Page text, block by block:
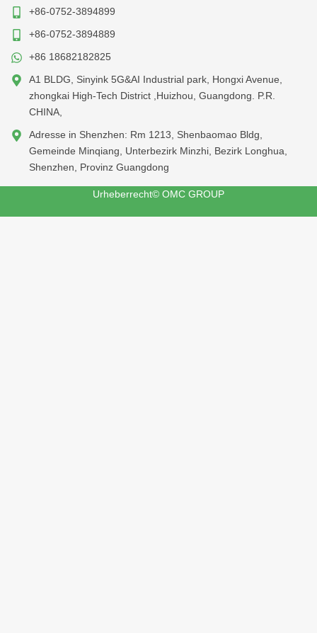
+86-0752-3894899
+86-0752-3894889
+86 18682182825
A1 BLDG, Sinyink 5G&AI Industrial park, Hongxi Avenue,
zhongkai High-Tech District ,Huizhou, Guangdong. P.R.
CHINA,
Adresse in Shenzhen: Rm 1213, Shenbaomao Bldg,
Gemeinde Minqiang, Unterbezirk Minzhi, Bezirk Longhua,
Shenzhen, Provinz Guangdong
Urheberrecht© OMC GROUP